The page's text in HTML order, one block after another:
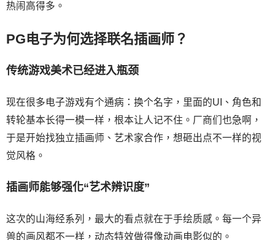
热闹高得多。
PG电子为何选择联名插画师？
传统游戏美术已经进入瓶颈
现在很多电子游戏有个通病：换个名字，里面的UI、角色和
转轮基本长得一模一样，根本让人记不住。厂商们也急啊，
于是开始找独立插画师、艺术家合作，想砸出点不一样的视
觉风格。
插画师能够强化“艺术辨识度”
这次的山海经系列，最大的看点就在于手绘质感。每一个异
兽的画风都不一样，动态特效做得像动画电影似的。